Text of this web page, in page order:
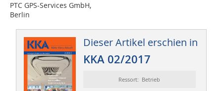
PTC GPS-Services GmbH,
Berlin
Dieser Artikel erschien in
KKA 02/2017
Ressort: Betrieb